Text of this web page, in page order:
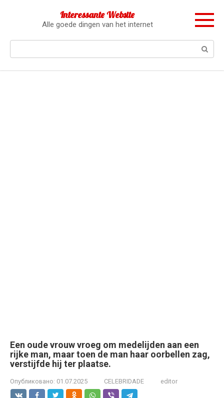
Interessante Website
Alle goede dingen van het internet
Een oude vrouw vroeg om medelijden aan een
rijke man, maar toen de man haar oorbellen zag,
verstijfde hij ter plaatse.
Опубликовано: 01.07.2025 CELEBRIDADE editor